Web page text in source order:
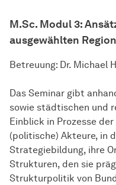
M.Sc. Modul 3:
ausgewählten
Betreuung: Dr. Michael
Das Seminar gibt
sowie städtischen und
Einblick in Prozesse
(politische) Akteure, in
Strategiebildung, ihre
Strukturen, den sie
Strukturpolitik von